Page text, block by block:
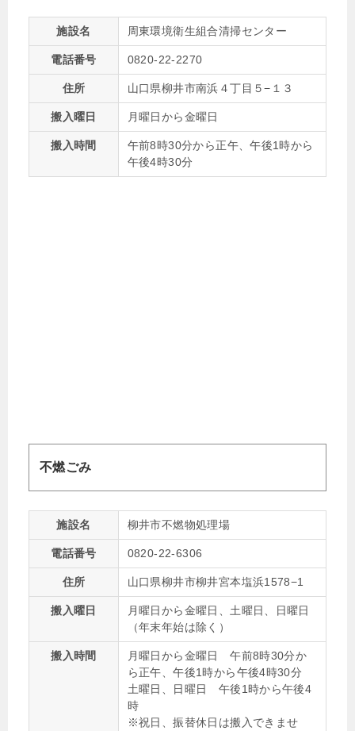
施設名 周東環境衛生組合清掃センター
電話番号 0820-22-2270
住所 山口県柳井市南浜４丁目５−１３
搬入曜日 月曜日から金曜日
搬入時間
午前8時30分から正午、午後1時から
午後4時30分
不燃ごみ
施設名 柳井市不燃物処理場
電話番号 0820-22-6306
住所 山口県柳井市柳井宮本塩浜1578−1
搬入曜日
月曜日から金曜日、土曜日、日曜日
（年末年始は除く）
搬入時間
月曜日から金曜日 午前8時30分か
ら正午、午後1時から午後4時30分
土曜日、日曜日 午後1時から午後4
時
※祝日、振替休日は搬入できませ